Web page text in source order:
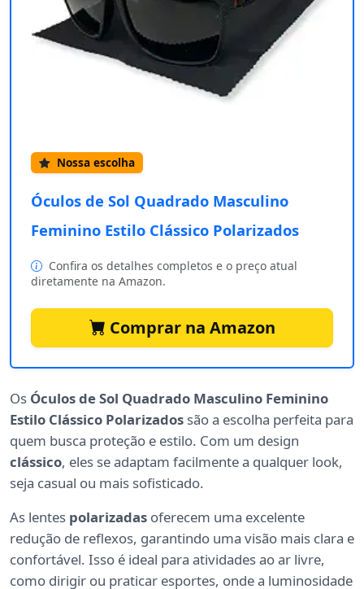
Nossa escolha
Óculos de Sol Quadrado Masculino
Feminino Estilo Clássico Polarizados
Confira os detalhes completos e o preço atual
diretamente na Amazon.
Comprar na Amazon
Os Óculos de Sol Quadrado Masculino Feminino
Estilo Clássico Polarizados são a escolha perfeita para
quem busca proteção e estilo. Com um design
clássico, eles se adaptam facilmente a qualquer look,
seja casual ou mais sofisticado.
As lentes polarizadas oferecem uma excelente
redução de reflexos, garantindo uma visão mais clara e
confortável. Isso é ideal para atividades ao ar livre,
como dirigir ou praticar esportes, onde a luminosidade